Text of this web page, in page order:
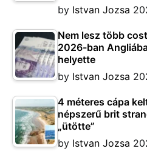
by Istvan Jozsa
Nem lesz több
2026-ban
helyette
by Istvan Jozsa
4 méteres cápa
népszerű brit
„ütötte”
by Istvan Jozsa